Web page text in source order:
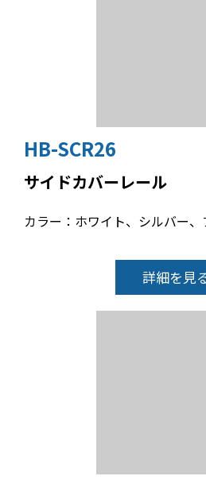
HB-SCR26
サイドカバーレール
カラー：ホワイト、シルバー、
詳細を見